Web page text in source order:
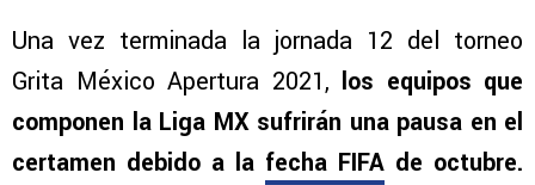
Una vez terminada la jornada 12 del torneo
Grita México Apertura 2021, los equipos que
componen la Liga MX sufrirán una pausa en el
certamen debido a la fecha FIFA de octubre.